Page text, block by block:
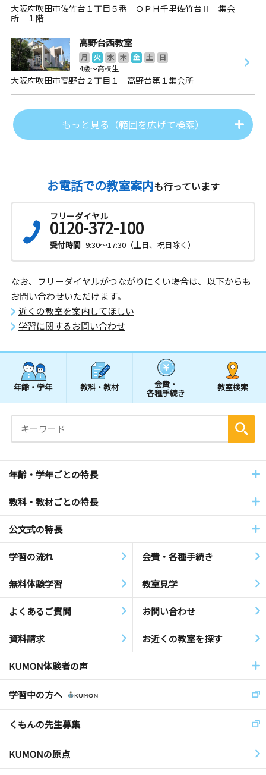
大阪府吹田市佐竹台１丁目５番 ＯＰＨ千里佐竹台Ⅱ 集会
所 １階
高野台西教室
月 火 水 木 金 土
日
4歳～高校生
大阪府吹田市高野台２丁目１ 高野台第１集会所
もっと見る（範囲を広げて検索）
お電話での教室案内も行っています
フリーダイヤル
0120-372-100
受付時間 9:30～17:30（土日、祝日除く）
なお、フリーダイヤルがつながりにくい場合は、以下からも
お問い合わせいただけます。
近くの教室を案内してほしい
学習に関するお問い合わせ
年齢・学年 教科・教材 会費・
各種手続き
教室検索
年齢・学年ごとの特長
教科・教材ごとの特長
公文式の特長
学習の流れ 会費・各種手続き
無料体験学習 教室見学
よくあるご質問 お問い合わせ
資料請求 お近くの教室を探す
KUMON体験者の声
学習中の方へ
くもんの先生募集
KUMONの原点